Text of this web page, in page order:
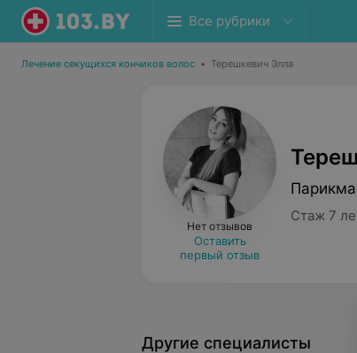
Все рубрики
Лечение секущихся кончиков волос • Терешкевич Элла
Нет отзывов
Оставить
первый отзыв
Стаж 7
Другие специалисты